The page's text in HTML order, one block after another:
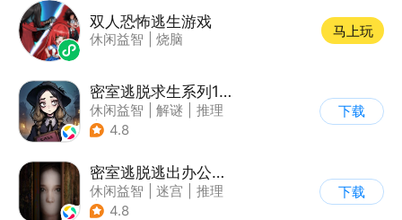
双人恐怖逃生游戏
休闲益智 烧脑
马上玩
密室逃脱求生系列1极地冒险
休闲益智 解谜
推理
| 密室逃脱
4.8
下载
密室逃脱逃出办公室3
休闲益智 迷宫
推理
| 密室逃脱
4.8
下载